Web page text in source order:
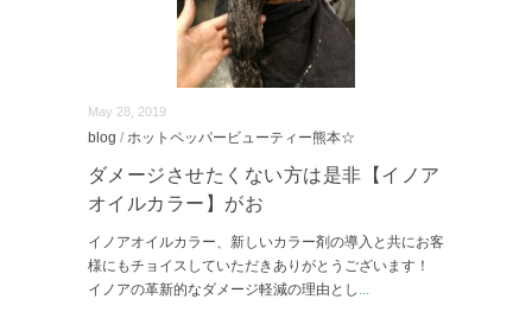
May 28, 2019
blog / ホットペッパービューティー熊本☆
ダメージさせたくない方は是非【イノア
オイルカラー】がお
イノアオイルカラー、新しいカラー剤の導入と共にお客
様にもチョイスしていただきありがとうございます！
イノアの革新的なダメージ軽減の理由とし ...